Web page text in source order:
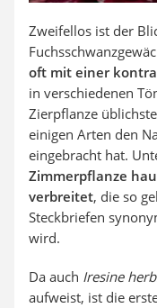
Zweifellos ist der
oft mit einer
in verschiedenen
Zierpflanze
einigen Arten den
eingebracht hat.
Zimmerpflanze
verbreitet, die so
Steckbriefen
wird.
Da auch Iresine
aufweist, ist die